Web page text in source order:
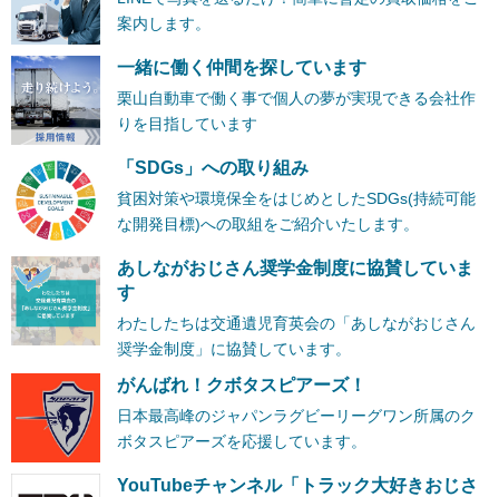
案内します。
一緒に働く仲間を探しています
栗山自動車で働く事で個人の夢が実現できる会社作
りを目指しています
「SDGs」への取り組み
貧困対策や環境保全をはじめとしたSDGs(持続可能
な開発目標)への取組をご紹介いたします。
あしながおじさん奨学金制度に協賛していま
す
わたしたちは交通遺児育英会の「あしながおじさん
奨学金制度」に協賛しています。
がんばれ！クボタスピアーズ！
日本最高峰のジャパンラグビーリーグワン所属のク
ボタスピアーズを応援しています。
YouTubeチャンネル「トラック大好きおじさ